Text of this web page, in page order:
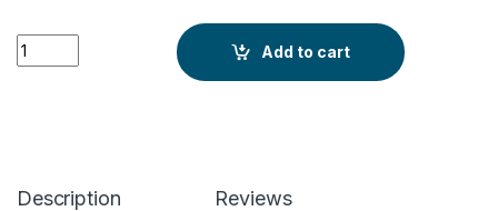
Husa ThinStripe pentru Samsung Z Flip6, Though Matte,
Add to cart
Description Reviews